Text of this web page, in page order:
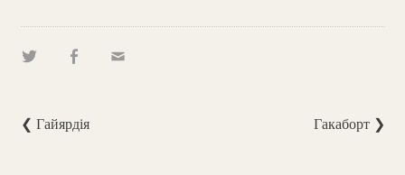
❮ Гайярдія Гакаборт ❯